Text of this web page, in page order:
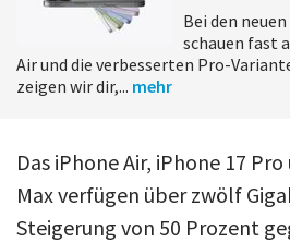
Bei den
schauen fast
Air und die verbesserten Pro-
zeigen wir dir,... mehr
Das iPhone Air, iPhone 17
Max verfügen über zwölf
Steigerung von 50 Prozent